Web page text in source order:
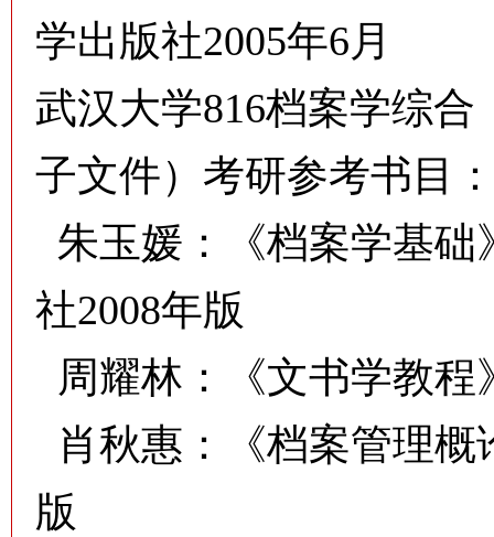
学出版社2005年6月
武汉大学816档案学综
子文件）考研参考书目
朱玉媛：《档案学基
社2008年版
周耀林：《文书学教程
肖秋惠：《档案管理概
版